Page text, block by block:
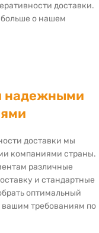
доставки.
больше о нашем
надежными
доставки мы
компаниями страны.
различные
и стандартные
оптимальный
вашим требованиям по